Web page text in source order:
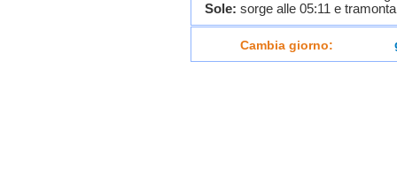
Sole: sorge alle 05:11 e
Cambia giorno: